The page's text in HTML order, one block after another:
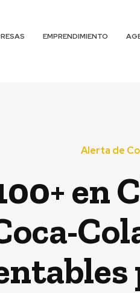
EMPRENDIMIENTO
Alerta de
en